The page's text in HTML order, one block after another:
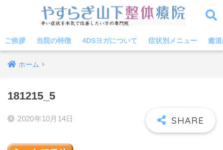
ご挨拶 当院の特徴 4DSヨガについて 症状別メニュー 癒
ホーム
181215_5
2020年10月14日